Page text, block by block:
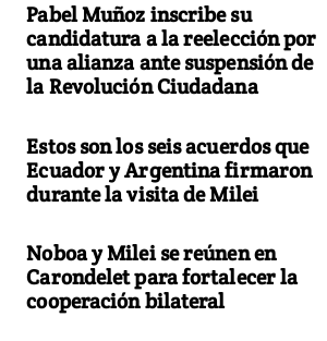
Pabel Muñoz inscribe su
candidatura a la reelección por
una alianza ante suspensión de
la Revolución Ciudadana
Estos son los seis acuerdos que
Ecuador y Argentina firmaron
durante la visita de Milei
Noboa y Milei se reúnen en
Carondelet para fortalecer la
cooperación bilateral